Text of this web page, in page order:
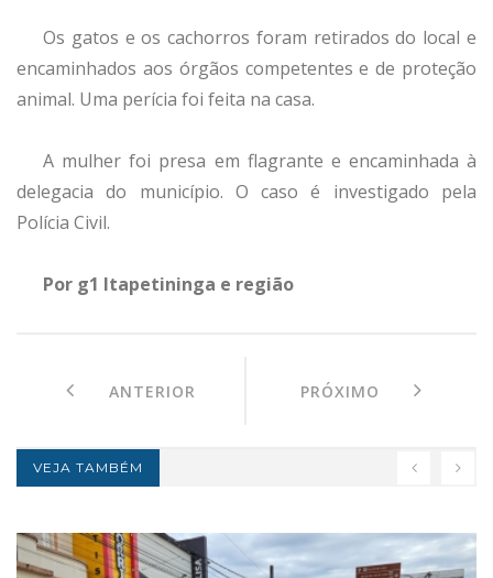
Os gatos e os cachorros foram retirados do local e
encaminhados aos órgãos competentes e de proteção
animal. Uma perícia foi feita na casa.
A mulher foi presa em flagrante e encaminhada à
delegacia do município. O caso é investigado pela
Polícia Civil.
Por g1 Itapetininga e região
ANTERIOR PRÓXIMO
VEJA TAMBÉM